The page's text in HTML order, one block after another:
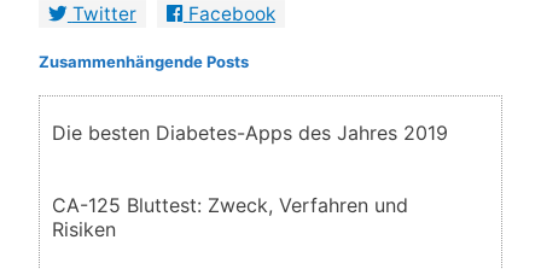
Twitter
Facebook
Zusammenhängende Posts
Die besten Diabetes-Apps des Jahres 2019
CA-125 Bluttest: Zweck, Verfahren und
Risiken